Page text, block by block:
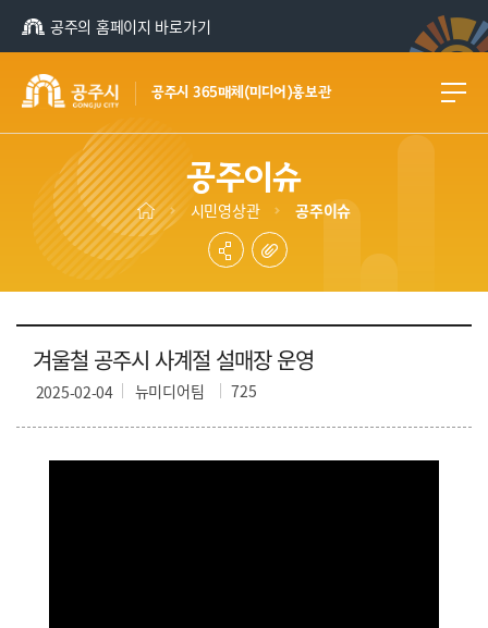
공주의 홈페이지 바로가기
공주시 365매체(미디어)홍보관
공주이슈
시민영상관 공주이슈
겨울철 공주시 사계절 설매장 운영
뉴미디어팀 725
2025-02-04